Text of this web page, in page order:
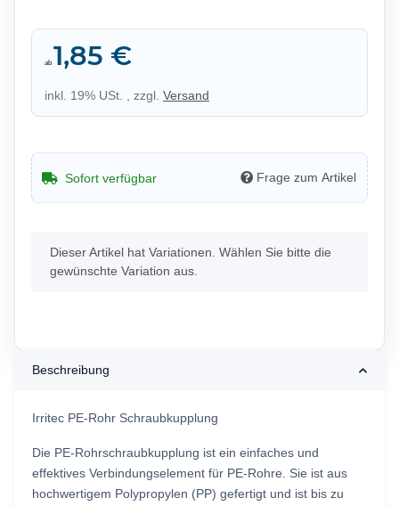
ab 1,85 €
inkl. 19% USt. , zzgl. Versand
Sofort verfügbar Frage zum Artikel
x
Dieser Artikel hat Variationen. Wählen Sie bitte die
gewünschte Variation aus.
Beschreibung
Irritec PE-Rohr Schraubkupplung
Die PE-Rohrschraubkupplung ist ein einfaches und
effektives Verbindungselement für PE-Rohre. Sie ist aus
hochwertigem Polypropylen (PP) gefertigt und ist bis zu